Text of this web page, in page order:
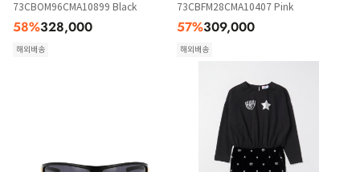
73CBOM96CMA10899 Black
58%328,000
해외배송
73CBFM28CMA10407 Pink
57%309,000
해외배송